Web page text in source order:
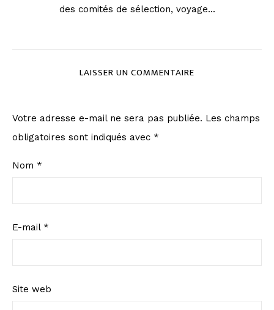
des comités de sélection, voyage...
LAISSER UN COMMENTAIRE
Votre adresse e-mail ne sera pas publiée. Les champs
obligatoires sont indiqués avec *
Nom *
E-mail *
Site web